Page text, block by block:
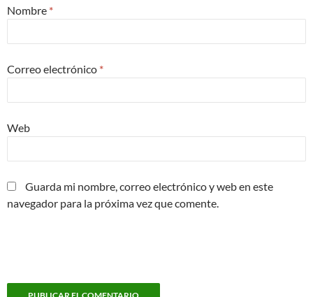
Nombre *
Correo electrónico *
Web
Guarda mi nombre, correo electrónico y web en este
navegador para la próxima vez que comente.